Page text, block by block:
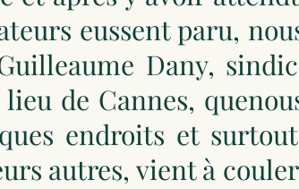
eussent paru,
Dany,
de Cannes,
endroits et
autres, vient à